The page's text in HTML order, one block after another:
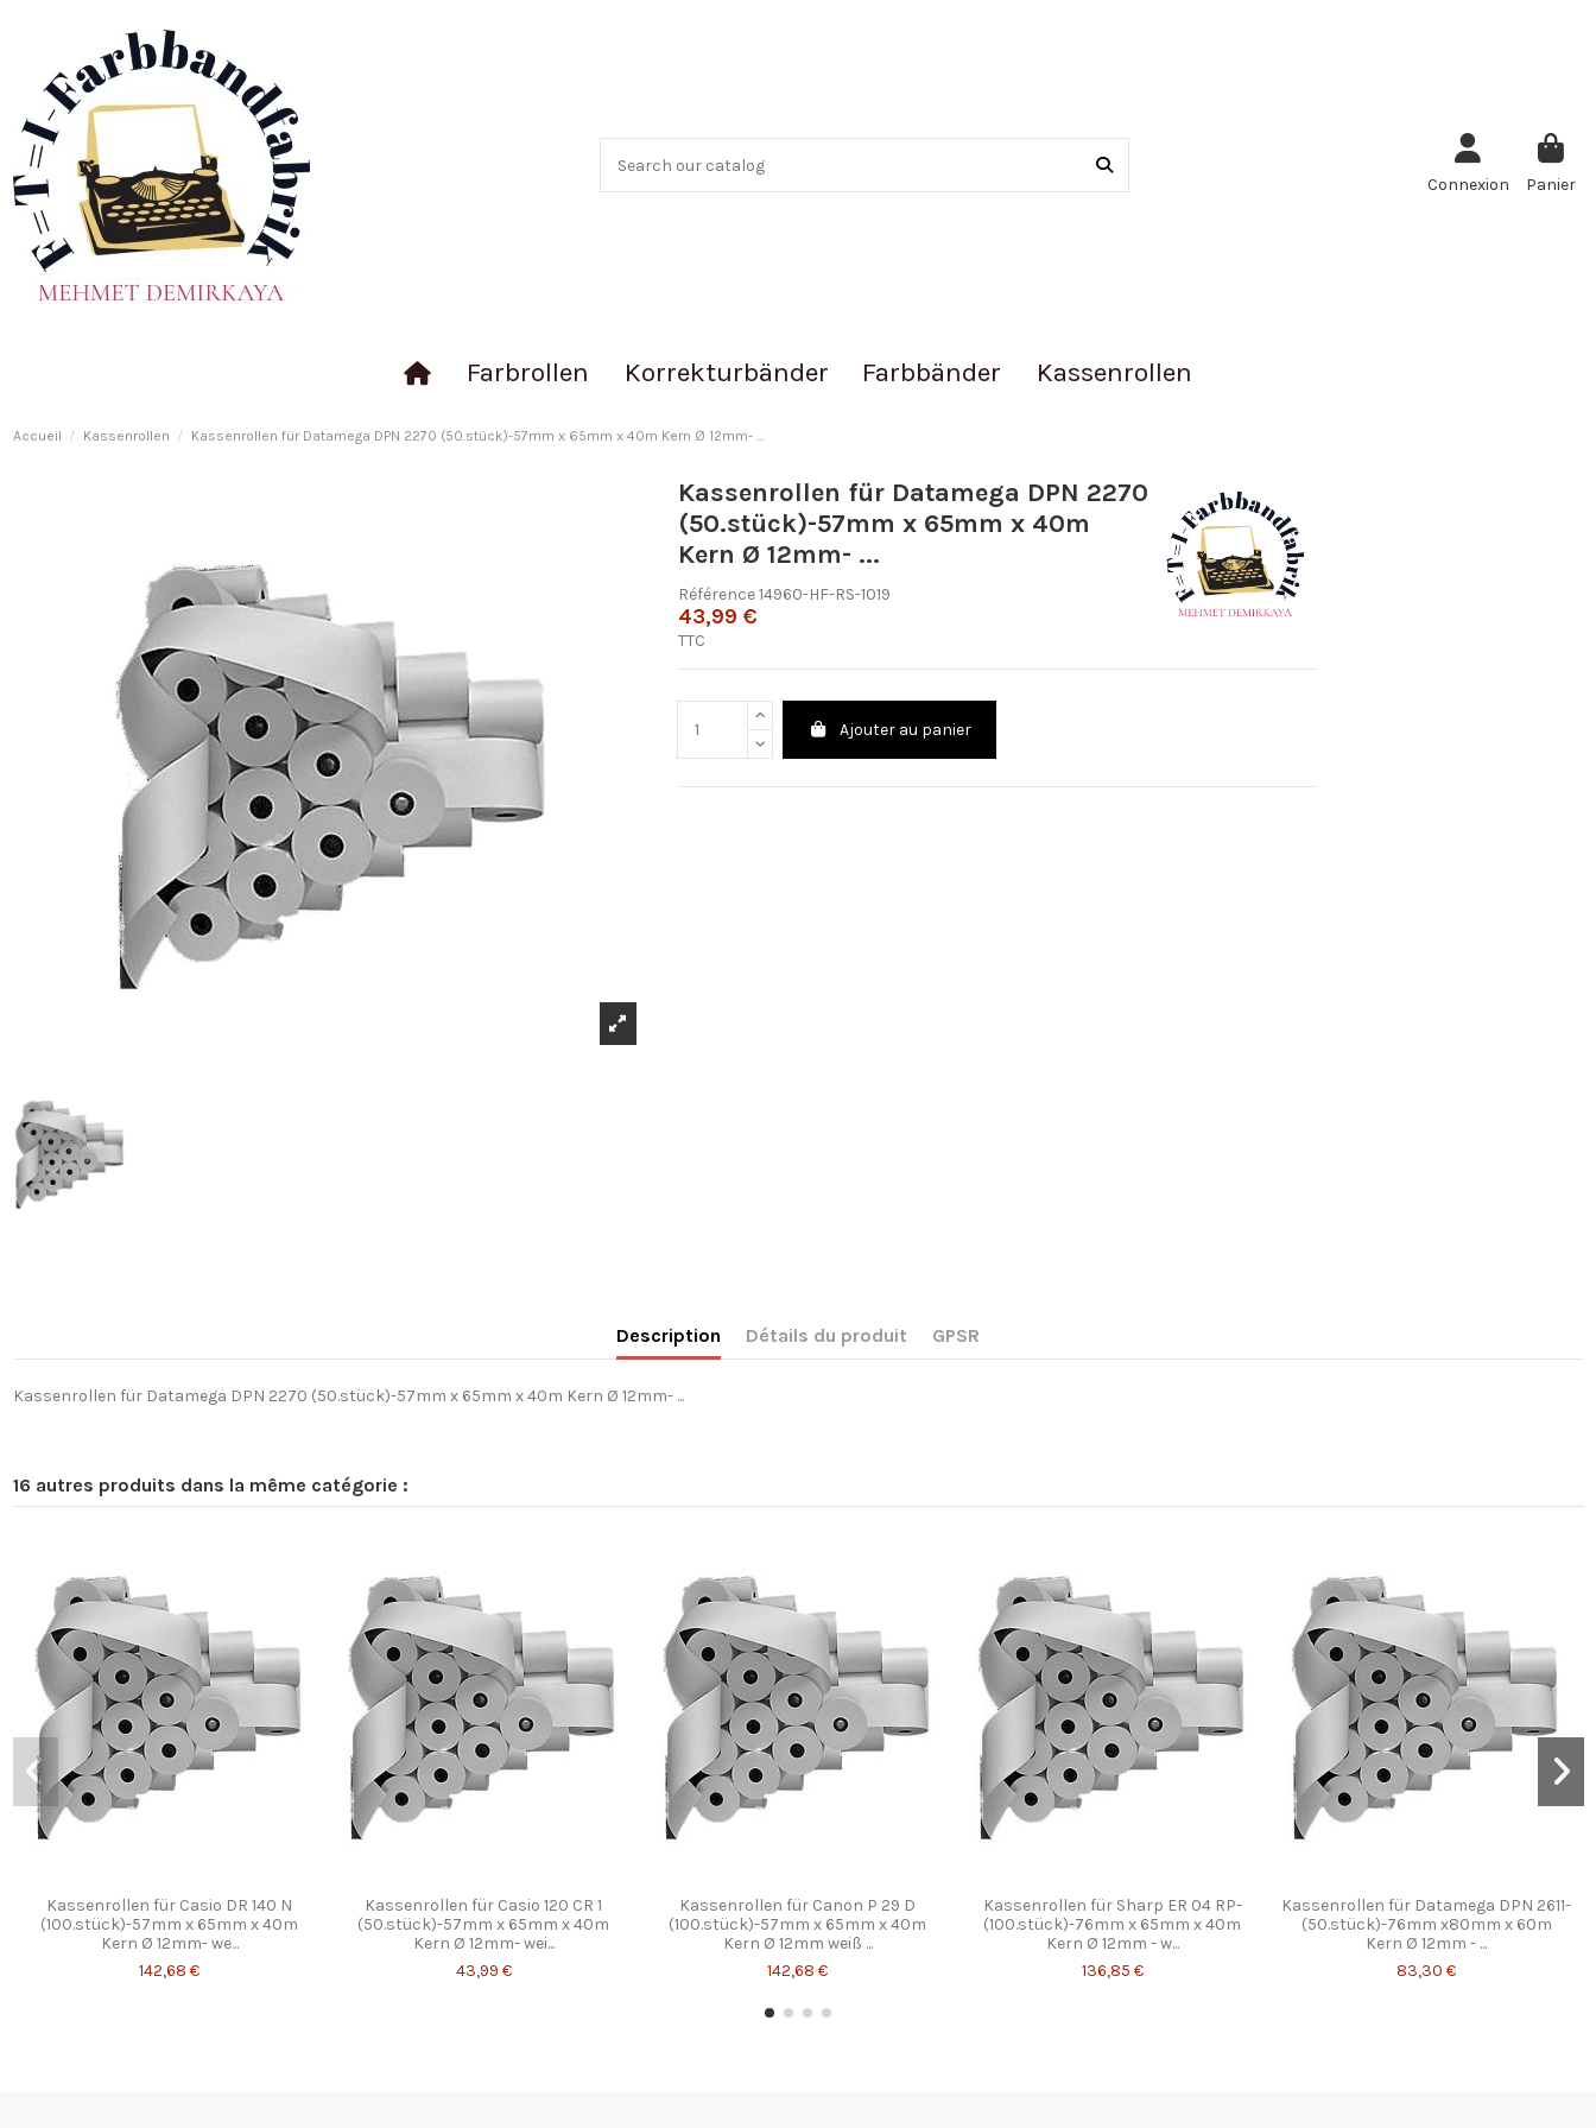
Connexion Panier
Farbrollen Korrekturbänder Farbbänder Kassenrollen
Accueil Kassenrollen Kassenrollen für Datamega DPN 2270 (50.stück)-57mm x 65mm x 40m Kern Ø 12mm- ...
Kassenrollen für Datamega DPN 2270
(50.stück)-57mm x 65mm x 40m
Kern Ø 12mm- ...
Référence 14960-HF-RS-1019
43,99 €
TTC
Ajouter au panier
Description Détails du produit GPSR
Kassenrollen für Datamega DPN 2270 (50.stück)-57mm x 65mm x 40m Kern Ø 12mm- ...
16 autres produits dans la même catégorie :
Kassenrollen für Casio DR 140 N
(100.stück)-57mm x 65mm x 40m
Kern Ø 12mm- we...
142,68 €
Kassenrollen für Casio 120 CR 1
(50.stück)-57mm x 65mm x 40m
Kern Ø 12mm- wei...
43,99 €
Kassenrollen für Canon P 29 D
(100.stück)-57mm x 65mm x 40m
Kern Ø 12mm weiß ...
142,68 €
Kassenrollen für Sharp ER 04 RP-
(100.stück)-76mm x 65mm x 40m
Kern Ø 12mm - w...
136,85 €
Kassenrollen für Datamega DPN 2611-
(50.stück)-76mm x80mm x 60m
Kern Ø 12mm - ...
83,30 €